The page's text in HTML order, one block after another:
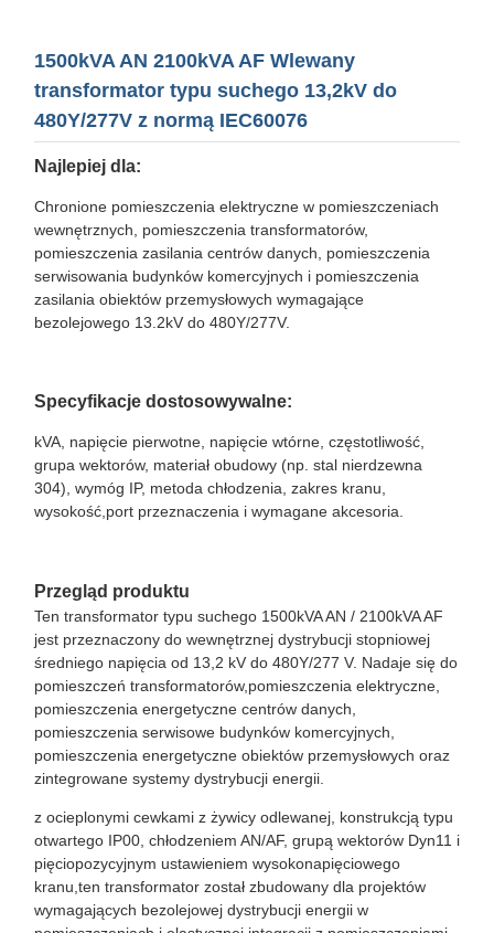
1500kVA AN 2100kVA AF Wlewany
transformator typu suchego 13,2kV do
480Y/277V z normą IEC60076
Najlepiej dla:
Chronione pomieszczenia elektryczne w pomieszczeniach
wewnętrznych, pomieszczenia transformatorów,
pomieszczenia zasilania centrów danych, pomieszczenia
serwisowania budynków komercyjnych i pomieszczenia
zasilania obiektów przemysłowych wymagające
bezolejowego 13.2kV do 480Y/277V.
Specyfikacje dostosowywalne:
kVA, napięcie pierwotne, napięcie wtórne, częstotliwość,
grupa wektorów, materiał obudowy (np. stal nierdzewna
304), wymóg IP, metoda chłodzenia, zakres kranu,
wysokość,port przeznaczenia i wymagane akcesoria.
Przegląd produktu
Ten transformator typu suchego 1500kVA AN / 2100kVA AF
jest przeznaczony do wewnętrznej dystrybucji stopniowej
średniego napięcia od 13,2 kV do 480Y/277 V. Nadaje się do
pomieszczeń transformatorów,pomieszczenia elektryczne,
pomieszczenia energetyczne centrów danych,
pomieszczenia serwisowe budynków komercyjnych,
pomieszczenia energetyczne obiektów przemysłowych oraz
zintegrowane systemy dystrybucji energii.
z ocieplonymi cewkami z żywicy odlewanej, konstrukcją typu
otwartego IP00, chłodzeniem AN/AF, grupą wektorów Dyn11 i
pięciopozycyjnym ustawieniem wysokonapięciowego
kranu,ten transformator został zbudowany dla projektów
wymagających bezolejowej dystrybucji energii w